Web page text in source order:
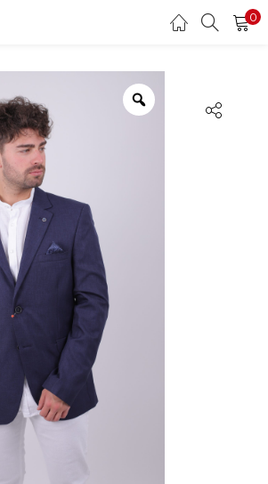
0
and password to login.
Login
Lost password?